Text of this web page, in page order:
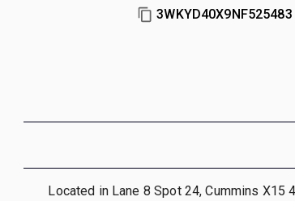
3WKYD40X9NF525483
Located in Lane 8 Spot 24, Cummins X15